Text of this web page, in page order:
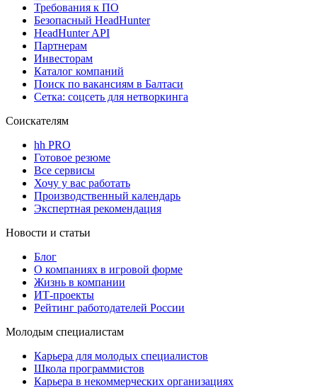
Требования к ПО
Безопасный HeadHunter
HeadHunter API
Партнерам
Инвесторам
Каталог компаний
Поиск по вакансиям в Балтаси
Сетка: соцсеть для нетворкинга
Соискателям
hh PRO
Готовое резюме
Все сервисы
Хочу у вас работать
Производственный календарь
Экспертная рекомендация
Новости и статьи
Блог
О компаниях в игровой форме
Жизнь в компании
ИТ-проекты
Рейтинг работодателей России
Молодым специалистам
Карьера для молодых специалистов
Школа программистов
Карьера в некоммерческих организациях